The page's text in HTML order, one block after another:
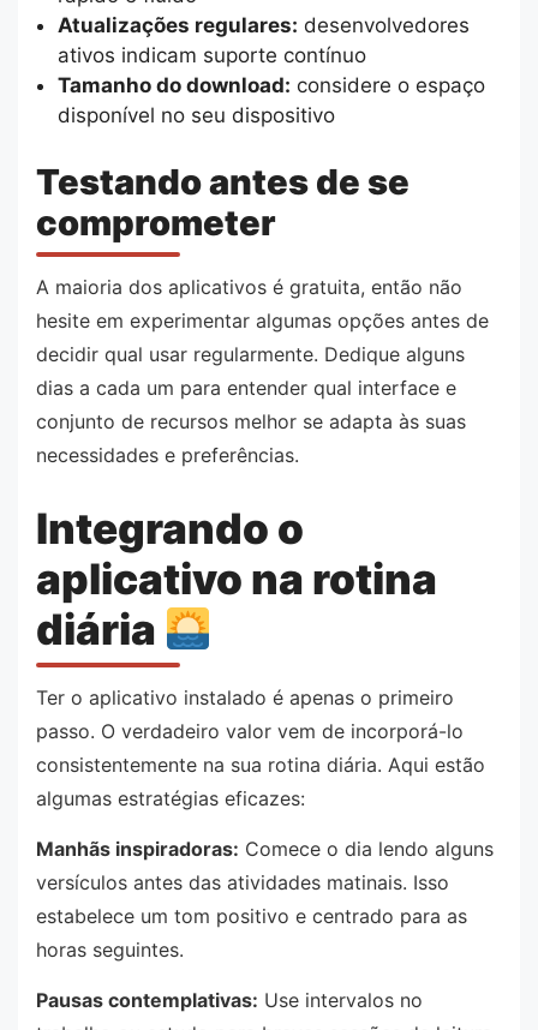
Atualizações regulares: desenvolvedores
ativos indicam suporte contínuo
Tamanho do download: considere o espaço
disponível no seu dispositivo
Testando antes de se
comprometer
A maioria dos aplicativos é gratuita, então não
hesite em experimentar algumas opções antes de
decidir qual usar regularmente. Dedique alguns
dias a cada um para entender qual interface e
conjunto de recursos melhor se adapta às suas
necessidades e preferências.
Integrando o
aplicativo na rotina
diária
Ter o aplicativo instalado é apenas o primeiro
passo. O verdadeiro valor vem de incorporá-lo
consistentemente na sua rotina diária. Aqui estão
algumas estratégias eficazes:
Manhãs inspiradoras: Comece o dia lendo alguns
versículos antes das atividades matinais. Isso
estabelece um tom positivo e centrado para as
horas seguintes.
Pausas contemplativas: Use intervalos no